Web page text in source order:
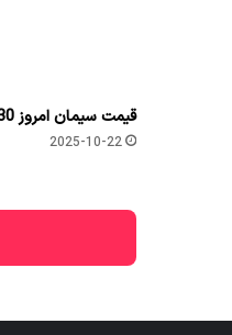
قیمت سیمان امروز 30 مهر 1404 + جدول
2025-10-22